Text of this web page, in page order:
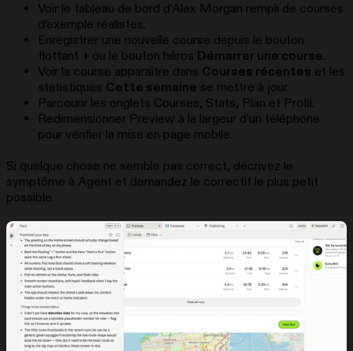
Voir le tableau de bord d’Alex Morgan rempli de courses
d’exemple réalistes.
Enregistrer une nouvelle course depuis le bouton
flottant + ou le bouton héros Démarrer une course.
Voir la course apparaître dans Courses récentes et les
statistiques Cette semaine se mettre à jour.
Parcourir les onglets Courses, Stats, Plan et Profil.
Redimensionner Preview à la largeur d’un téléphone
pour vérifier la mise en page mobile.
Si quelque chose ne semble pas correct, décrivez le
symptôme à Agent et demandez le correctif le plus petit
possible.